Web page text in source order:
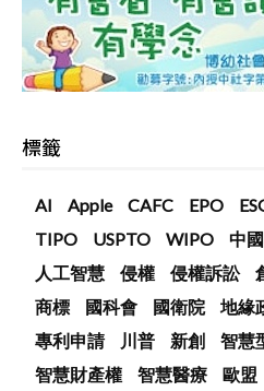
標籤
AI Apple CAFC EPO
TIPO
USPTO WIPO 中
人工智慧
侵權 侵權訴訟
商標
國科會 國衛院 地緣
專利申請
川普 新創 智慧
智慧財產權
智慧醫療 歐盟